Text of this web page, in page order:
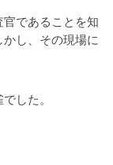
であることを知
し、その現場に
した。